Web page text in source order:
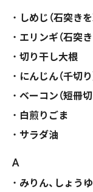
しめじ（石突き
エリンギ（石突
切り干し大根
にんじん（千切り
ベーコン（短冊切
白煎りごま
サラダ油
A
みりん、しょうゆ